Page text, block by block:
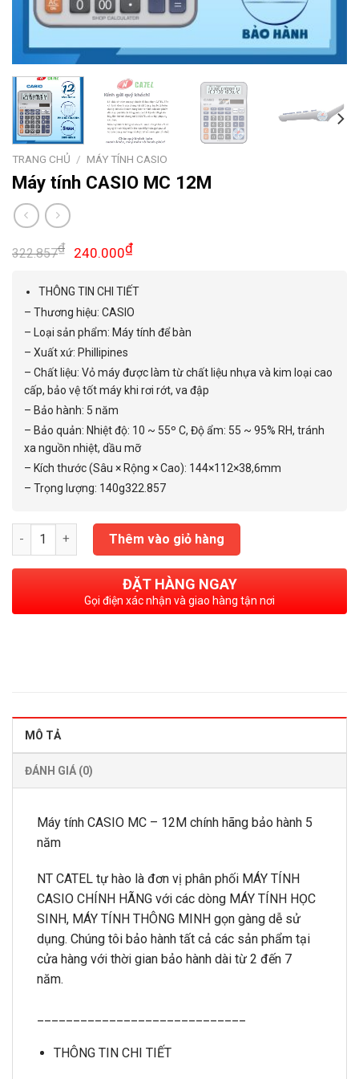
TRANG CHỦ / MÁY TÍNH CASIO
Máy tính CASIO MC 12M
322.857₫ 240.000₫
THÔNG TIN CHI TIẾT
– Thương hiệu: CASIO
– Loại sản phẩm: Máy tính để bàn
– Xuất xứ: Phillipines
– Chất liệu: Vỏ máy được làm từ chất liệu nhựa và kim loại cao
cấp, bảo vệ tốt máy khi rơi rớt, va đập
– Bảo hành: 5 năm
– Bảo quản: Nhiệt độ: 10 ~ 55º C, Độ ẩm: 55 ~ 95% RH, tránh
xa nguồn nhiệt, dầu mỡ
– Kích thước (Sâu × Rộng × Cao): 144×112×38,6mm
– Trọng lượng: 140g322.857
Máy tính CASIO MC 12M số lượng
Thêm vào giỏ hàng
ĐẶT HÀNG NGAY
Gọi điện xác nhận và giao hàng tận nơi
MÔ TẢ
ĐÁNH GIÁ (0)
Máy tính CASIO MC – 12M chính hãng bảo hành 5
năm
NT CATEL tự hào là đơn vị phân phối MÁY TÍNH
CASIO CHÍNH HÃNG với các dòng MÁY TÍNH HỌC
SINH, MÁY TÍNH THÔNG MINH gọn gàng dễ sử
dụng. Chúng tôi bảo hành tất cả các sản phẩm tại
cửa hàng với thời gian bảo hành dài từ 2 đến 7
năm.
THÔNG TIN CHI TIẾT